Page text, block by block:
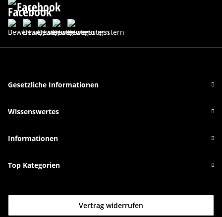
Facebook
Gesetzliche Informationen
Wissenswertes
Informationen
Top Kategorien
Vertrag widerrufen